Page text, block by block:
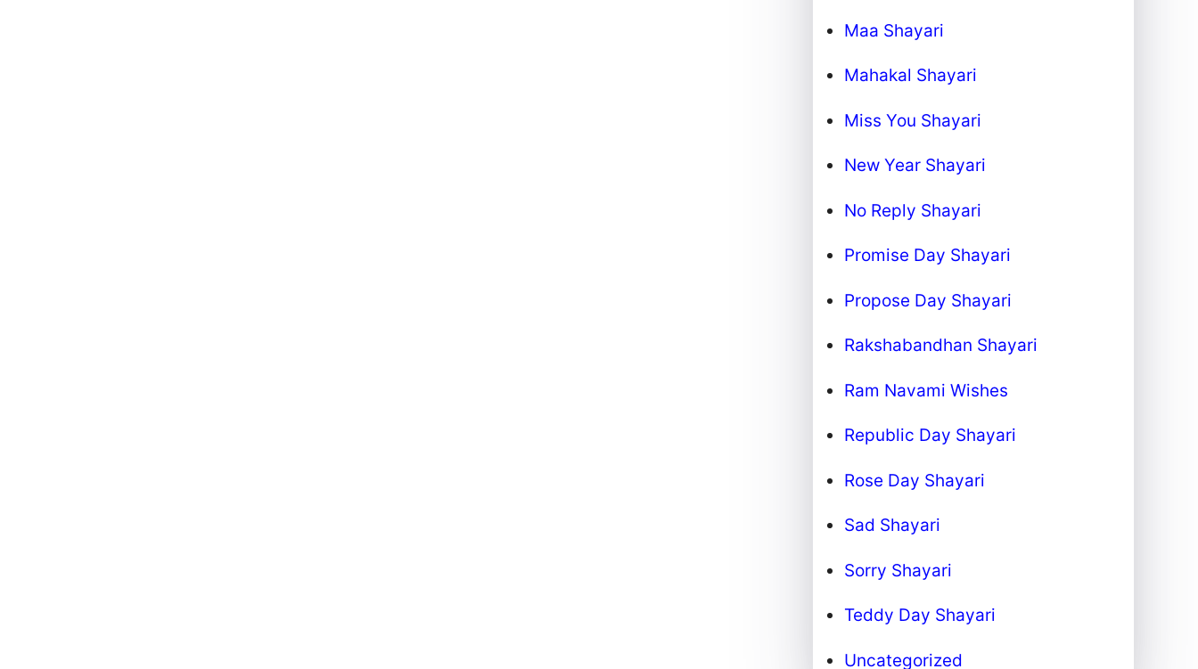
Maa Shayari
Mahakal Shayari
Miss You Shayari
New Year Shayari
No Reply Shayari
Promise Day Shayari
Propose Day Shayari
Rakshabandhan Shayari
Ram Navami Wishes
Republic Day Shayari
Rose Day Shayari
Sad Shayari
Sorry Shayari
Teddy Day Shayari
Uncategorized